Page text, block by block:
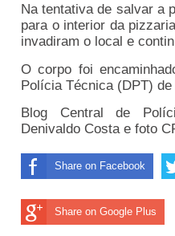
Na tentativa de salvar a
para o interior da
invadiram o local e
O corpo foi
Polícia Técnica (DPT)
Blog Central de
Denivaldo Costa e foto
Share on Facebook
Share on Google Plus